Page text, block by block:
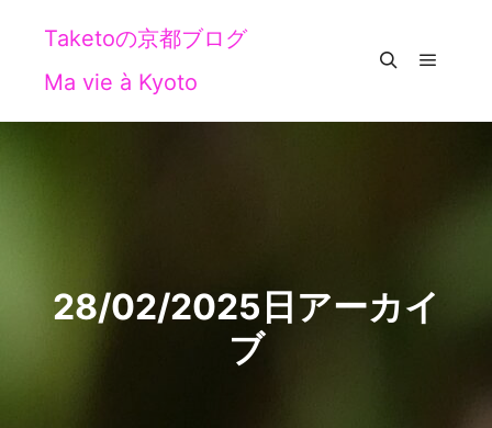
Taketoの京都ブログ
Ma vie à Kyoto
28/02/2025日アーカイ
ブ